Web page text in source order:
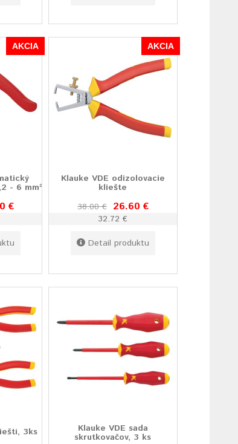
AKCIA
- 6 mm²
€
AKCIA
Klauke VDE odizolovacie
kliešte
38.00 € 26.60 €
32.72 €
Detail produktu
3ks Klauke VDE sada
skrutkovačov, 3 ks